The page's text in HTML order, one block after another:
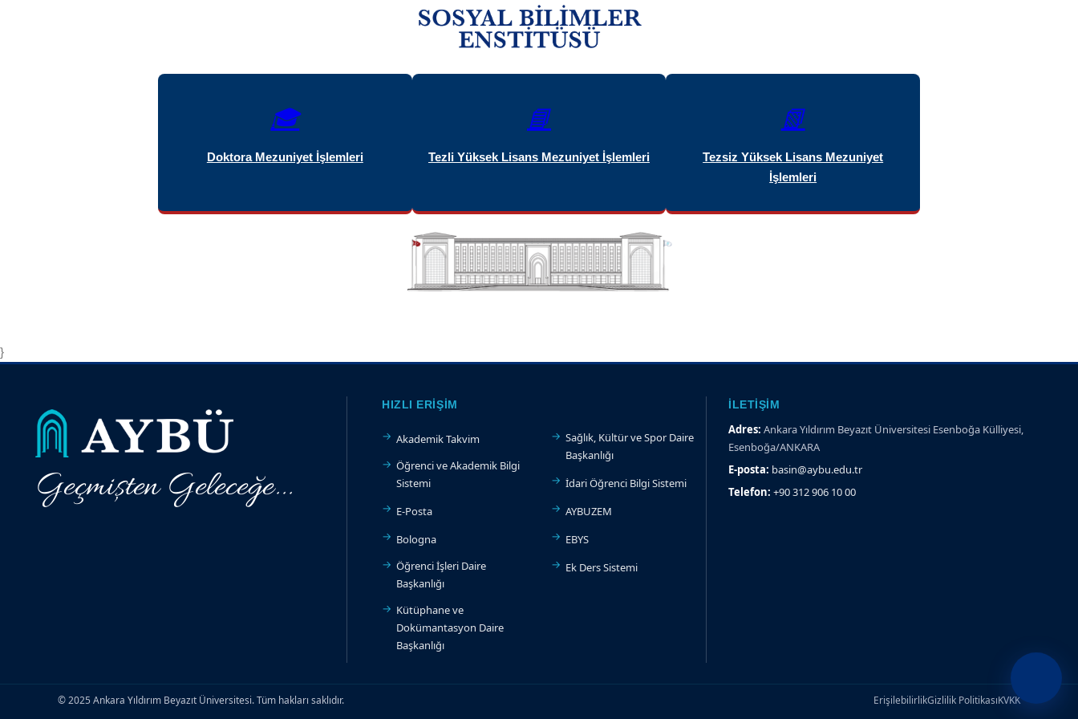
🎓
Doktora Mezuniyet İşlemleri
📘
Tezli Yüksek Lisans Mezuniyet İşlemleri
📗
Tezsiz Yüksek Lisans Mezuniyet
İşlemleri
}
Geçmişten Geleceğe...
HIZLI ERIŞIM
Akademik Takvim
Öğrenci ve Akademik Bilgi
Sistemi
E-Posta
Bologna
Öğrenci İşleri Daire
Başkanlığı
Kütüphane ve
Dokümantasyon Daire
Başkanlığı
Sağlık, Kültür ve Spor Daire
Başkanlığı
İdari Öğrenci Bilgi Sistemi
AYBUZEM
EBYS
Ek Ders Sistemi
İLETIŞIM
Adres: Ankara Yıldırım Beyazıt Üniversitesi Esenboğa Külliyesi,
Esenboğa/ANKARA
E-posta: basin@aybu.edu.tr
Telefon: +90 312 906 10 00
© 2025 Ankara Yıldırım Beyazıt Üniversitesi. Tüm hakları saklıdır. ErişilebilirlikGizlilik PolitikasıKVKK